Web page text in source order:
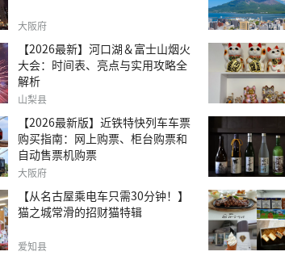
大阪府
【2026最新】河口湖＆富士山烟火
大会：时间表、亮点与实用攻略全
解析
山梨县
【2026最新版】近铁特快列车车票
购买指南：网上购票、柜台购票和
自动售票机购票
大阪府
【从名古屋乘电车只需30分钟！】
猫之城常滑的招财猫特辑
爱知县